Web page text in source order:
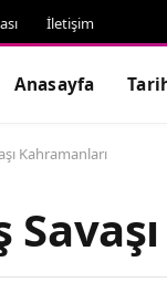
İletişim
Anasayfa
Kahramanları